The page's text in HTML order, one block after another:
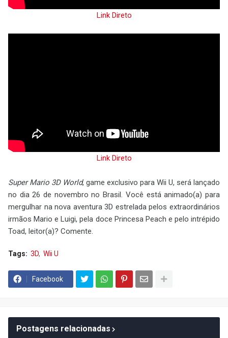
Link Direto
Link Direto
Super Mario 3D World, game exclusivo para Wii U, será lançado
no dia 26 de novembro no Brasil. Você está animado(a) para
mergulhar na nova aventura 3D estrelada pelos extraordinários
irmãos Mario e Luigi, pela doce Princesa Peach e pelo intrépido
Toad, leitor(a)? Comente.
Tags: 3D Wii U
Facebook
Postagens relacionadas